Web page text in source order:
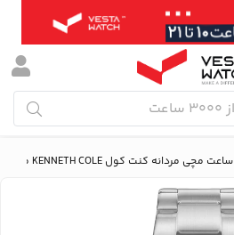
ساعت مچی مردانه کنت کول KENNETH COLE مدل KCWGY0057903